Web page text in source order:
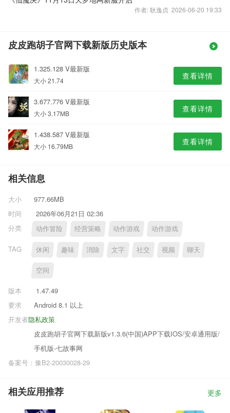
作者: 耿逸贞 2026-06-20 19:33
皮皮跑胡子官网下载新版历史版本
1.325.128 V最新版
大小 21.74 查看详情
3.677.776 V最新版
大小 3.17MB 查看详情
1.438.587 V最新版
大小 16.79MB 查看详情
相关信息
大小
977.66MB
时间
2026年06月21日 02:36
分类
动作冒险 经营策略 动作游戏 动作游戏
TAG 休闲 趣味 消除 文字 社交 视频 聊天
空间
版本
1.47.49
要求
Android 8.1 以上
隐私政策
开发者
皮皮跑胡子官网下载新版v1.3.6(中国)APP下载IOS/安卓通用版/
手机版-七故事网
备案号：豫B2-20030028-29
相关应用推荐 更多